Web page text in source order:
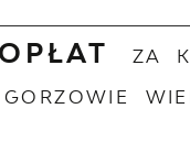
ZA